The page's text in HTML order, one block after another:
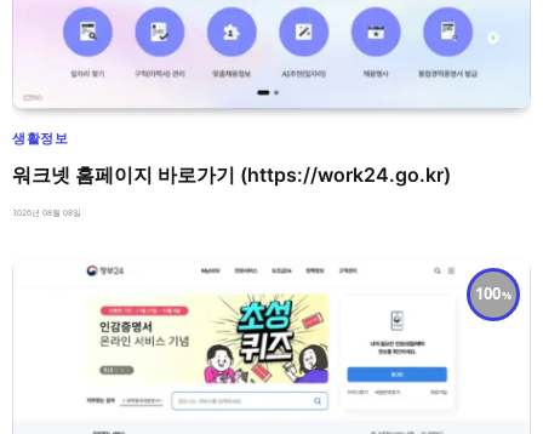
생활정보
워크넷 홈페이지 바로가기 (https://work24.go.kr)
2026년 08월 08일
100